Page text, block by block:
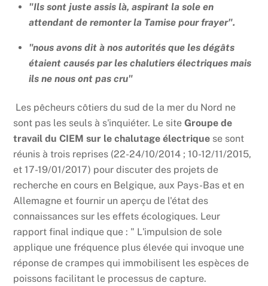
"Ils sont juste assis là, aspirant la sole en
attendant de remonter la Tamise pour frayer".
"nous avons dit à nos autorités que les dégâts
étaient causés par les chalutiers électriques mais
ils ne nous ont pas cru"
Les pêcheurs côtiers du sud de la mer du Nord ne
sont pas les seuls à s'inquiéter. Le siteGroupe de
travail du CIEM sur le chalutage électrique se sont
réunis à trois reprises (22-24/10/2014 ; 10-12/11/2015,
et 17-19/01/2017) pour discuter des projets de
recherche en cours en Belgique, aux Pays-Bas et en
Allemagne et fournir un aperçu de l'état des
connaissances sur les effets écologiques. Leur
rapport final indique que : " L'impulsion de sole
applique une fréquence plus élevée qui invoque une
réponse de crampes qui immobilisent les espèces de
poissons facilitant le processus de capture.